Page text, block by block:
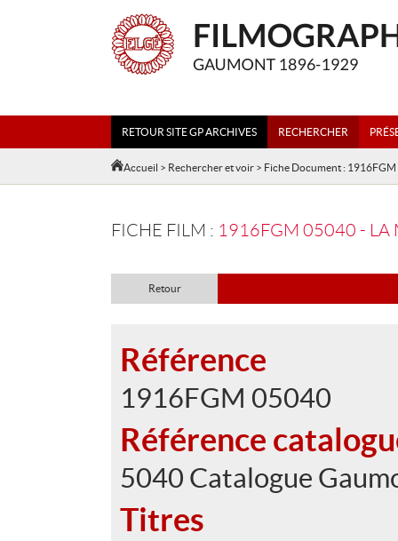
RETOUR SITE GP ARCHIVES RECHERCHER
Accueil > Rechercher et voir > Fiche Document :
FICHE FILM : 1916FGM 05040 - LA
Retour
Référence
1916FGM 05040
Référence
5040 Catalogue
Titres